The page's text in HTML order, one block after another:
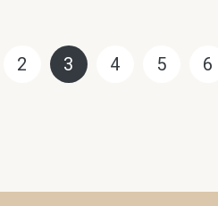
2 3 4 5 6